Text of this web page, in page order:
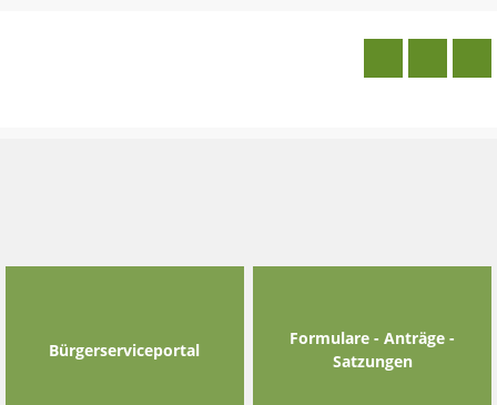
Bürgerserviceportal
Formulare - Anträge -
Satzungen